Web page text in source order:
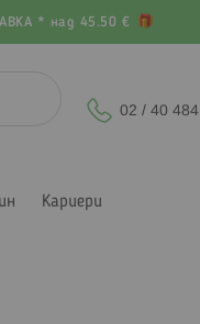
* над 45.50 €
02 / 40 484
Кариери